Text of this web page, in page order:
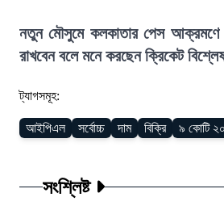
নতুন মৌসুমে কলকাতার পেস আক্রমণে
রাখবেন বলে মনে করছেন ক্রিকেট
ট্যাগসমূহ:
আইপিএল সর্বোচ্চ দাম বিক্রি ৯ কোটি
সংশ্লিষ্ট